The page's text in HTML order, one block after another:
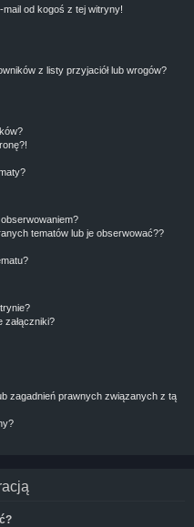
mail od kogoś z tej witryny!
z listy przyjaciół lub wrogów?
tematów lub je obserwować??
załączniki?
zagadnień prawnych związanych z tą